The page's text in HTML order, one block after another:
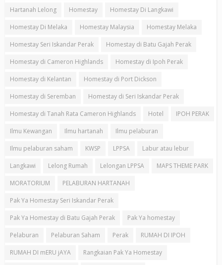
Hartanah Lelong Homestay Homestay Di Langkawi
Homestay Di Melaka Homestay Malaysia Homestay Melaka
Homestay Seri Iskandar Perak Homestay di Batu Gajah Perak
Homestay di Cameron Highlands Homestay di Ipoh Perak
Homestay di Kelantan Homestay di Port Dickson
Homestay di Seremban Homestay di Seri Iskandar Perak
Homestay di Tanah Rata Cameron Highlands Hotel IPOH PERAK
Ilmu Kewangan Ilmu hartanah Ilmu pelaburan
Ilmu pelaburan saham KWSP LPPSA Labur atau lebur
Langkawi Lelong Rumah Lelongan LPPSA MAPS THEME PARK
MORATORIUM PELABURAN HARTANAH
Pak Ya Homestay Seri Iskandar Perak
Pak Ya Homestay di Batu Gajah Perak Pak Ya homestay
Pelaburan Pelaburan Saham Perak RUMAH DI IPOH
RUMAH DI mERU jAYA Rangkaian Pak Ya Homestay